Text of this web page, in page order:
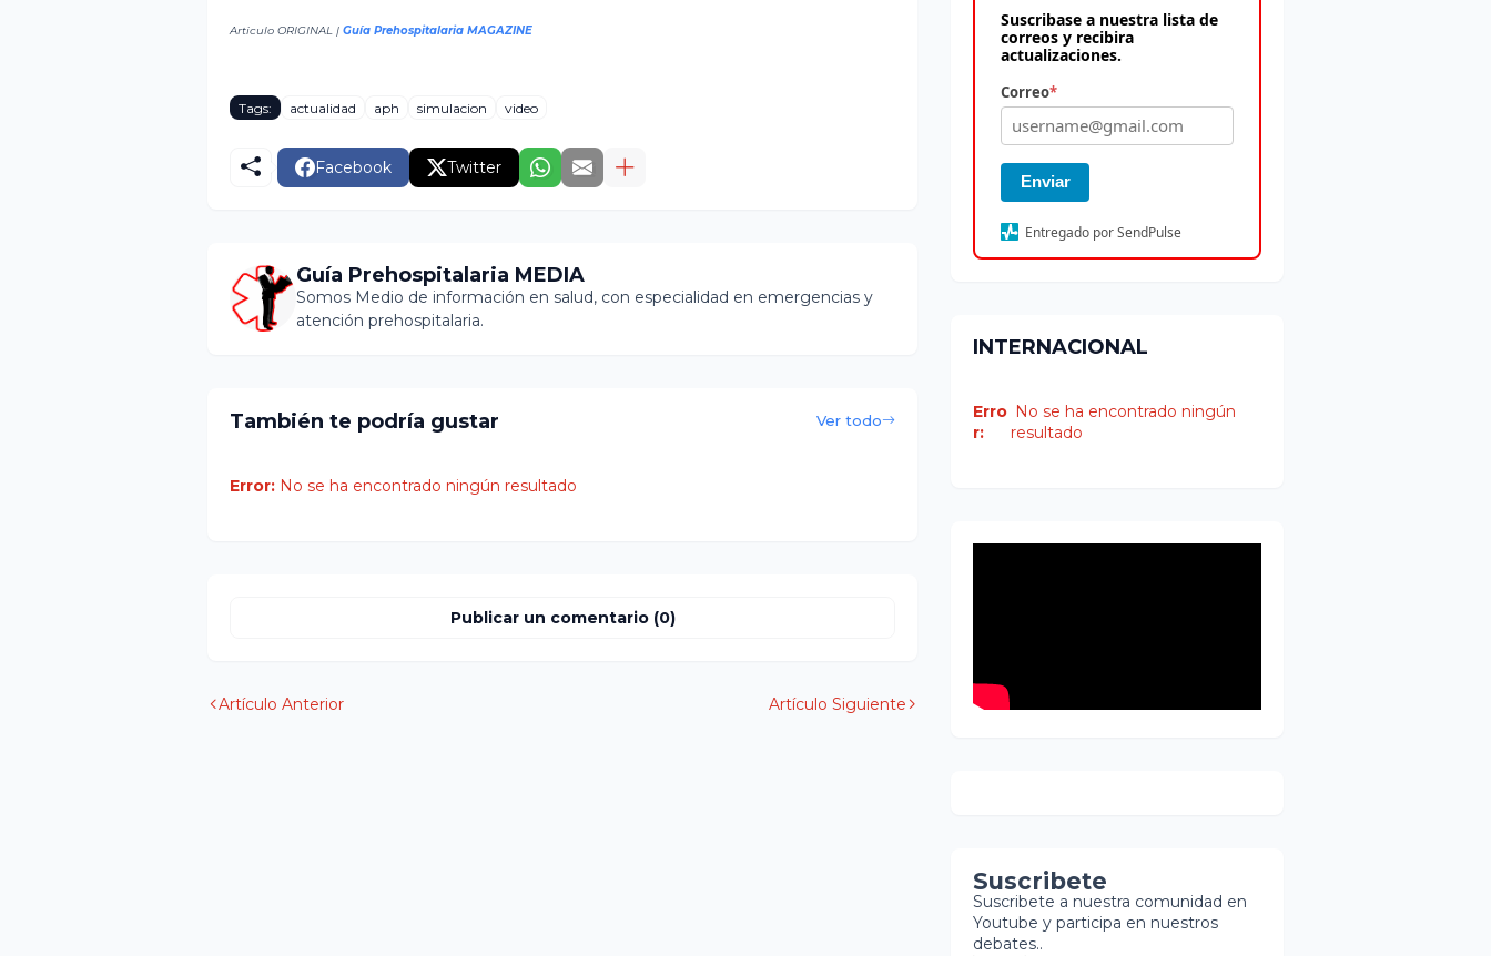
Articulo ORIGINAL | Guía Prehospitalaria MAGAZINE
Tags: actualidad aph simulacion video
Facebook Twitter
Guía Prehospitalaria MEDIA
Somos Medio de información en salud, con especialidad en emergencias y
atención prehospitalaria.
También te podría gustar Ver todo
Error: No se ha encontrado ningún resultado
Publicar un comentario (0)
Artículo Anterior Artículo Siguiente
Suscribase a nuestra lista de
correos y recibira
actualizaciones.
Correo*
Enviar
Entregado por SendPulse
INTERNACIONAL
Erro
r:
No se ha encontrado ningún
resultado
Suscribete
Suscribete a nuestra comunidad en
Youtube y participa en nuestros
debates..